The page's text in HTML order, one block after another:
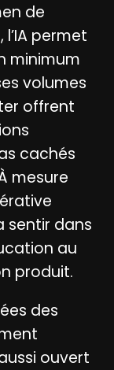
de
permet
minimum
volumes
offrent
cachés
mesure
sentir dans
au
produit.
des
ouvert